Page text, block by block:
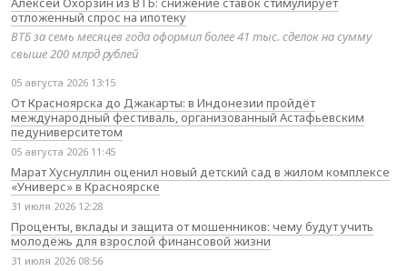
отложенный спрос на ипотеку
ВТБ за семь месяцев года оформил более 41 тыс. сделок на сумму
свыше 200 млрд рублей
05 августа 2026 13:15
От Красноярска до Джакарты: в Индонезии пройдёт
международный фестиваль, организованный Астафьевским
педуниверситетом
05 августа 2026 11:45
Марат Хуснуллин оценил новый детский сад в жилом комплексе
«Универс» в Красноярске
31 июля 2026 12:28
Проценты, вклады и защита от мошенников: чему будут учить
молодёжь для взрослой финансовой жизни
31 июля 2026 08:56